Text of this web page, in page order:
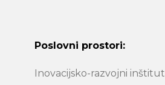
Poslovni prostori:
Inovacijsko-razvojni inštitut